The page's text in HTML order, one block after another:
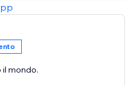
cui il partecipante deve
sì o no
quiz che chiede ai
risposta
un quiz utilizzato
il mondo.